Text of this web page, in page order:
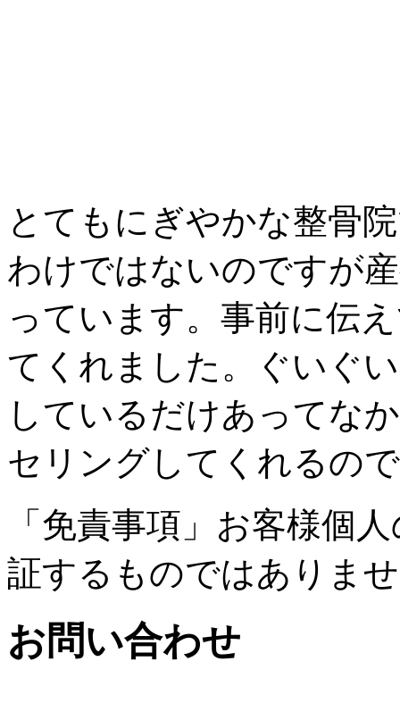
とてもにぎやかな整骨
わけではないのですが
っています。事前に伝
てくれました。ぐいぐ
しているだけあってな
セリングしてくれるの
「免責事項」お客様個
証するものではありま
お問い合わせ